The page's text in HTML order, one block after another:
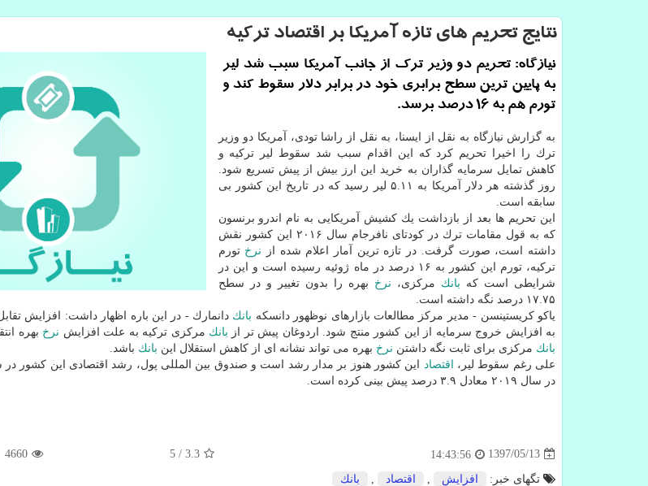
نتایج تحریم های تازه آمریكا بر اقتصاد تركیه
نیازگاه: تحریم دو وزیر ترك از جانب آمریكا سبب شد لیر
به پایین ترین سطح برابری خود در برابر دلار سقوط كند و
تورم هم به ۱۶ درصد برسد.
به گزارش نیازگاه به نقل از ایسنا، به نقل از راشا تودی، آمریكا دو وزیر
ترك را اخیرا تحریم كرد كه این اقدام سبب شد سقوط لیر تركیه و
كاهش تمایل سرمایه گذاران به خرید این ارز بیش از پیش تسریع شود.
روز گذشته هر دلار آمریكا به ۵.۱۱ لیر رسید كه در تاریخ این كشور بی
سابقه است.
این تحریم ها بعد از بازداشت یك كشیش آمریكایی به نام اندرو برنسون
كه به قول مقامات ترك در كودتای نافرجام سال ۲۰۱۶ این كشور نقش
داشته است، صورت گرفت. در تازه ترین آمار اعلام شده از نرخ تورم
تركیه، تورم این كشور به ۱۶ درصد در ماه ژوئیه رسیده است و این در
شرایطی است كه بانك مركزی، نرخ بهره را بدون تغییر و در سطح
۱۷.۷۵ درصد نگه داشته است.
یاكو كریستینسن - مدیر مركز مطالعات بازارهای نوظهور دانسكه بانك دانمارك - در این باره اظهار داشت: افزایش
به افزایش خروج سرمایه از این كشور منتج شود. اردوغان پیش تر از بانك مركزی تركیه به علت افزایش نرخ بهره
بانك مركزی برای ثابت نگه داشتن نرخ بهره می تواند نشانه ای از كاهش استقلال این بانك باشد.
علی رغم سقوط لیر،
اقتصاد
در سال ۲۰۱۹ معادل ۳.۹ درصد پیش بینی كرده است.
1397/05/13
14:43:56
3.3
/
5
4660
تگهای خبر: افزایش اقتصاد بانك